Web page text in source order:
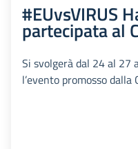
#EUvsVIRUS
partecipata al
Si svolgerà dal 24 al 27
l’evento promosso dalla